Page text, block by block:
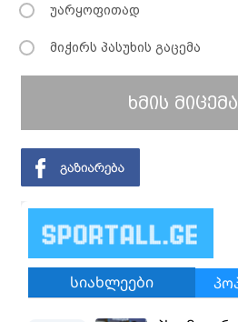
უარყოფითად
მიჭირს პასუხის გაცემა
ხმის მიცემა